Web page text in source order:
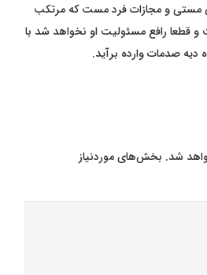
و مجازات فرد مست که مرتکب
رافع مسئولیت او نخواهد شد با
دیه صدمات وارده برآید.
شد. بخش‌های موردنیاز